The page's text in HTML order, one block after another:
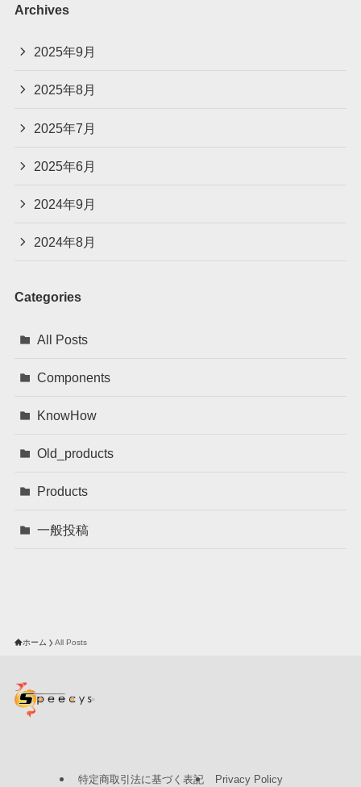
Archives
2025年9月
2025年8月
2025年7月
2025年6月
2024年9月
2024年8月
Categories
All Posts
Components
KnowHow
Old_products
Products
一般投稿
ホーム All Posts
特定商取引法に基づく表記 Privacy Policy